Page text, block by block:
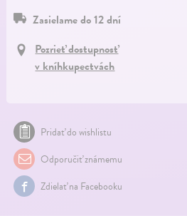
Zasielame do 12 dní
Pozrieť dostupnosť
v kníhkupectvách
Pridať do wishlistu
Odporučiť známemu
Zdielať na Facebooku